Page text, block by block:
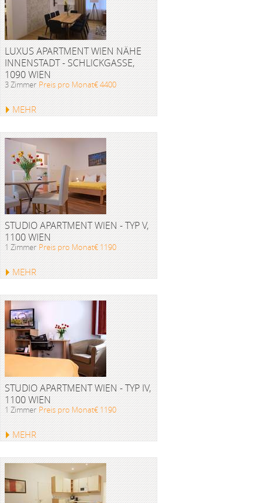
LUXUS APARTMENT WIEN NÄHE
INNENSTADT - SCHLICKGASSE,
1090 WIEN
3 Zimmer Preis pro Monat€ 4400
MEHR
STUDIO APARTMENT WIEN - TYP V,
1100 WIEN
1 Zimmer Preis pro Monat€ 1190
MEHR
STUDIO APARTMENT WIEN - TYP IV,
1100 WIEN
1 Zimmer Preis pro Monat€ 1190
MEHR